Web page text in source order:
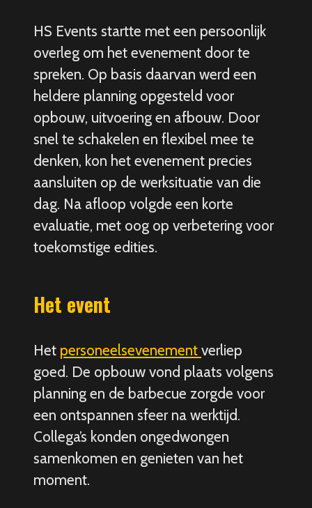
HS Events startte met een persoonlijk
overleg om het evenement door te
spreken. Op basis daarvan werd een
heldere planning opgesteld voor
opbouw, uitvoering en afbouw. Door
snel te schakelen en flexibel mee te
denken, kon het evenement precies
aansluiten op de werksituatie van die
dag. Na afloop volgde een korte
evaluatie, met oog op verbetering voor
toekomstige edities.
Het event
Het personeelsevenement verliep
goed. De opbouw vond plaats volgens
planning en de barbecue zorgde voor
een ontspannen sfeer na werktijd.
Collega’s konden ongedwongen
samenkomen en genieten van het
moment.